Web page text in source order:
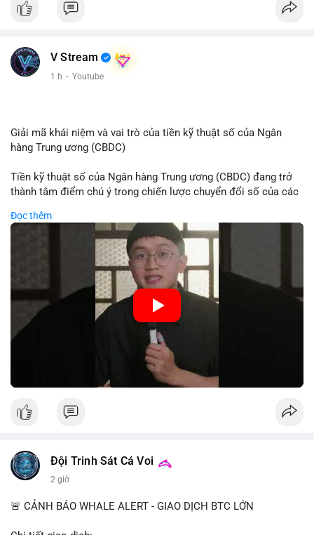
V Stream
1 h · Youtube
Giải mã khái niệm và vai trò của tiền kỹ thuật số của Ngân
hàng Trung ương (CBDC)
Tiền kỹ thuật số của Ngân hàng Trung ương (CBDC) đang trở
thành tâm điểm chú ý trong chiến lược chuyển đổi số của các
trung, CBDC là hình thức tiền pháp định được phát hành và
quản lý trực tiếp bởi Ngân hàng Trung ương nhằm tối ưu hóa
hệ thống thanh toán và tăng cường hiệu quả chính sách tiền tệ.
Việc triển khai CBDC hứa hẹn sẽ thay đổi diện mạo của hạ
tầng tài chính truyền thống, mang lại sự tiện lợi trong giao dịch
nhưng cũng đặt ra nhiều thách thức về quyền riêng tư và an
ninh mạng.
🎥 Xem video trực tiếp tại:
Đọc thêm
Đội Trinh Sát Cá Voi
2 giờ
🚨 CẢNH BÁO WHALE ALERT - GIAO DỊCH BTC LỚN